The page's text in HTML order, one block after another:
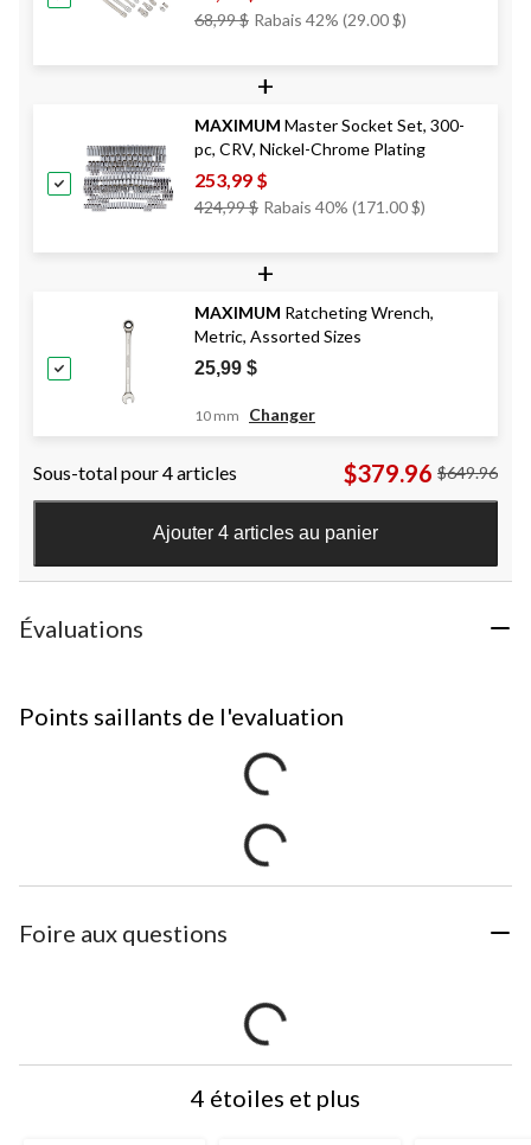
68,99 $ Prix
Rabais 42% (29.00 $)
+
MAXIMUM Master Socket Set, 300-
pc, CRV, Nickel-Chrome Plating
253,99 $
424,99 $ Prix
Rabais 40% (171.00 $)
+
MAXIMUM Ratcheting Wrench,
Metric, Assorted Sizes
25,99 $
10 mm Changer
Sous-total pour 4 articles $379.96 $649.96
Ajouter 4 articles au panier
Évaluations
Points saillants de l'evaluation
Foire aux questions
4 étoiles et plus